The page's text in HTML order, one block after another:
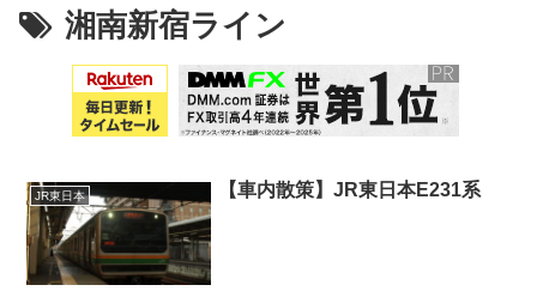
湘南新宿ライン
JR東日本 【車内散策】JR東日本E231系